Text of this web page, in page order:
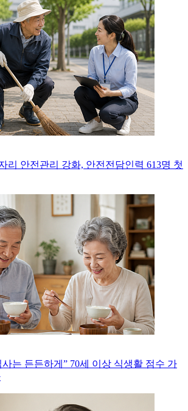
리 안전관리 강화, 안전전담인력 613명 첫
사는 든든하게” 70세 이상 식생활 점수 가